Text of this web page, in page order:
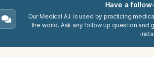
Have a
Our Medical A.I. is used by practicing
the world. Ask any follow up question